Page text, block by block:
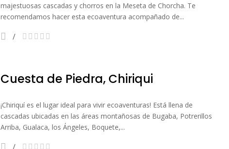
majestuosas cascadas y chorros en la Meseta de Chorcha. Te
recomendamos hacer esta ecoaventura acompañado de...
Cuesta de Piedra, Chiriqui
¡Chiriquí es el lugar ideal para vivir ecoaventuras! Está llena de
cascadas ubicadas en las áreas montañosas de Bugaba, Potrerillos
Arriba, Gualaca, los Ángeles, Boquete,...